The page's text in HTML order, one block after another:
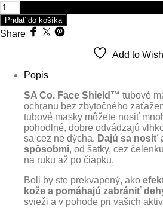
množstvo
Snow
Camo
Skull
Pridať do košíka
Share
Add to
Popis
SA Co. Face Shield™ tubové
ochranu bez zbytočného
tubové masky môžete nosiť
pohodlné, dobre odvádzajú
sa cez ne dýcha. Dajú sa nosiť
spôsobmi, od šatky, cez
na ruku až po čiapku.
Boli by ste prekvapený, ako
kože a pomáhajú zabrániť
svieži a v pohode pri vašich